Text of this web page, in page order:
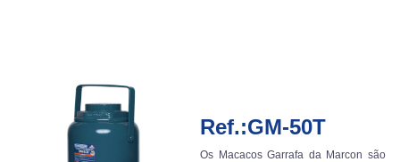
Ref.:GM-50T
Os Macacos Garrafa da Marcon são